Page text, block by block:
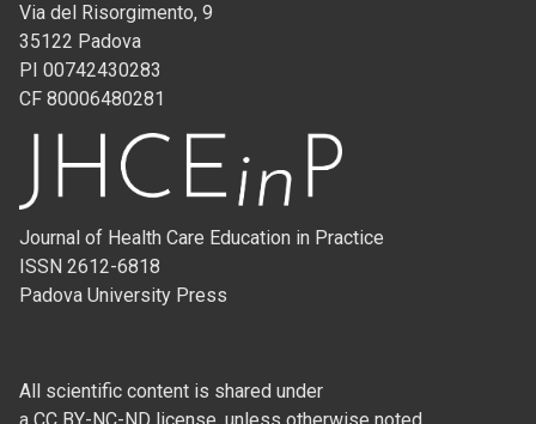
Via del Risorgimento, 9
35122 Padova
PI 00742430283
CF 80006480281
Journal of Health Care Education in Practice
ISSN 2612-6818
Padova University Press
All scientific content is shared under